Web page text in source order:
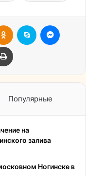
Одноклассники
Skype
почту Печатать
Популярные
на
залива
Ногинске в